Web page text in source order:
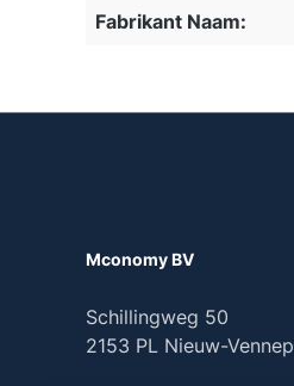
Fabrikant Naam:
Mconomy BV
Schillingweg 50
2153 PL Nieuw-Vennep